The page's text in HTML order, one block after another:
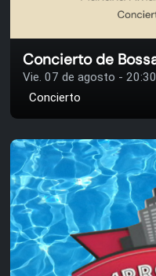
Vie. 07 de agosto - 20:30
Concierto